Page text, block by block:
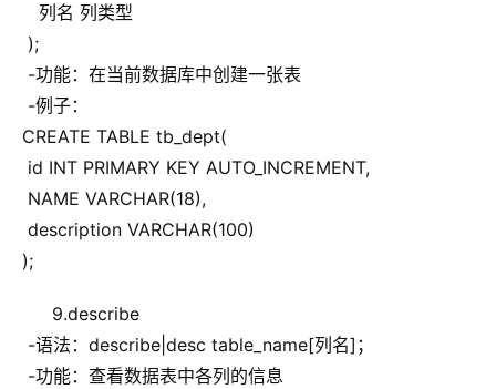
列名 列类型
);
-功能：在当前数据库中创建一张表
-例子：
CREATE TABLE tb_dept(
id INT PRIMARY KEY AUTO_INCREMENT,
NAME VARCHAR(18),
description VARCHAR(100)
);
9.describe
-语法：describe|desc table_name[列名]；
-功能：查看数据表中各列的信息